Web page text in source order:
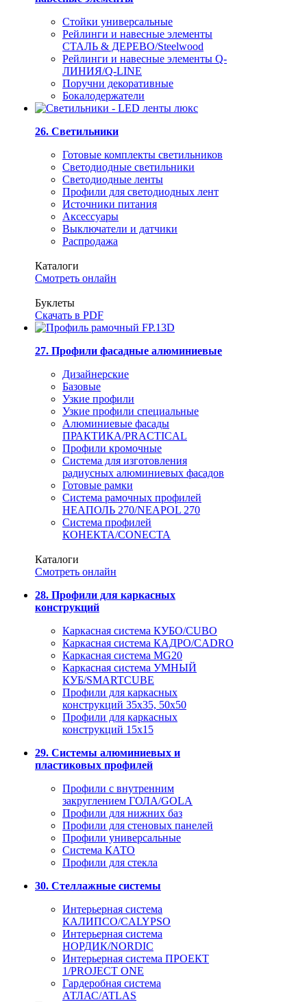
Стойки универсальные
Рейлинги и навесные элементы
СТАЛЬ & ДЕРЕВО/Steelwood
Рейлинги и навесные элементы Q-
ЛИНИЯ/Q-LINE
Поручни декоративные
Бокалодержатели
26. Светильники
Готовые комплекты светильников
Светодиодные светильники
Светодиодные ленты
Профили для светодиодных лент
Источники питания
Аксессуары
Выключатели и датчики
Распродажа
Каталоги
Смотреть онлайн
Буклеты
Скачать в PDF
27. Профили фасадные алюминиевые
Дизайнерские
Базовые
Узкие профили
Узкие профили специальные
Алюминиевые фасады
ПРАКТИКА/PRACTICAL
Профили кромочные
Система для изготовления
радиусных алюминиевых фасадов
Готовые рамки
Система рамочных профилей
НЕАПОЛЬ 270/NEAPOL 270
Система профилей
КОНЕКТА/CONECTA
Каталоги
Смотреть онлайн
28. Профили для каркасных
конструкций
Каркасная система КУБО/CUBO
Каркасная система КАДРО/CADRO
Каркасная система MG20
Каркасная система УМНЫЙ
КУБ/SMARTCUBE
Профили для каркасных
конструкций 35x35, 50x50
Профили для каркасных
конструкций 15х15
29. Системы алюминиевых и
пластиковых профилей
Профили с внутренним
закруглением ГОЛА/GOLA
Профили для нижних баз
Профили для стеновых панелей
Профили универсальные
Система КАТО
Профили для стекла
30. Стеллажные системы
Интерьерная система
КАЛИПСО/CALYPSO
Интерьерная система
НОРДИК/NORDIC
Интерьерная система ПРОЕКТ
1/PROJECT ONE
Гардеробная система
АТЛАС/ATLAS